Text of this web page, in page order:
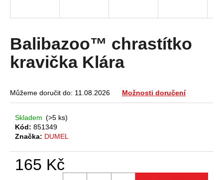
Balibazoo™ chrastítko
kravička Klára
Můžeme doručit do: 11.08.2026 Možnosti doručení
Skladem (>5 ks)
Kód: 851349
Značka: DUMEL
165 Kč
í
t
?
HLEDAT
D